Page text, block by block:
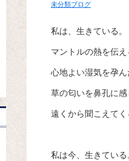
未分類ブログ
私は、生きている。
マントルの熱を伝え
心地よい湿気を孕ん
草の匂いを鼻孔に感
遠くから聞こえてく
私は今、生きている